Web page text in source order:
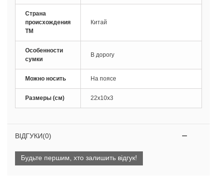
Страна
происхождения
ТМ
Китай
Особенности
сумки
В дорогу
Можно носить На поясе
Размеры (см) 22х10х3
ВІДГУКИ(0)
Будьте першим, хто залишить відгук!